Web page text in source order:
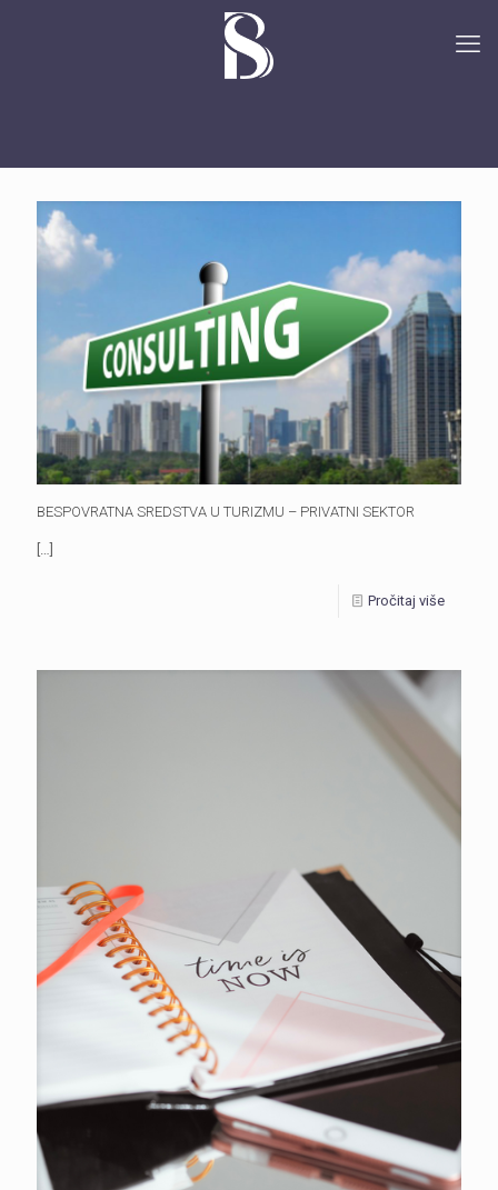
BESPOVRATNA SREDSTVA U TURIZMU – PRIVATNI SEKTOR
[…]
Pročitaj više